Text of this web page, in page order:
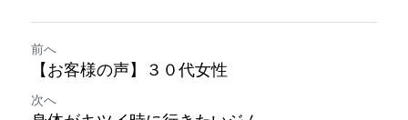
前へ
【お客様の声】３０代女性
次へ